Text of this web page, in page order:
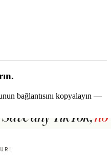
bağlantısını kopyalayın —